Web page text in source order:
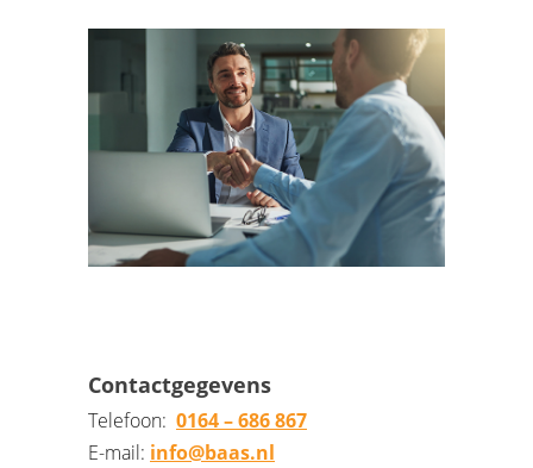
Contactgegevens
Telefoon: 0164 – 686 867
E-mail: info@baas.nl